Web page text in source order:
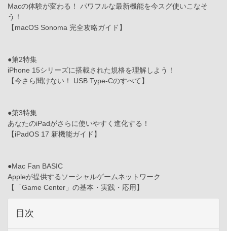
Macの体験が変わる！ パワフルな最新機能を今スグ使いこなそ
う！
【macOS Sonoma 完全攻略ガイド】
●第2特集
iPhone 15シリーズに搭載された規格を理解しよう！
【今さら聞けない！ USB Type-Cのすべて】
●第3特集
あなたのiPadがさらに使いやすく進化する！
【iPadOS 17 新機能ガイド】
●Mac Fan BASIC
Appleが提供するソーシャルゲームネットワーク
【「Game Center」の基本・実践・応用】
目次